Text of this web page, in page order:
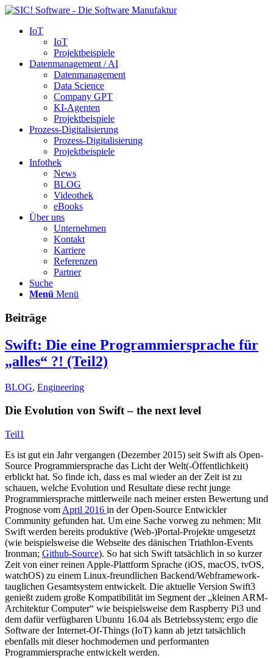
IoT
IoT
Projektbeispiele
Datenmanagement / AI
Datenmanagement
Data Science
Company GPT
KI-Agenten
Projektbeispiele
Prozess-Digitalisierung
Prozess-Digitalisierung
Projektbeispiele
Infothek
News
BLOG
Videothek
eBooks
Über uns
Unternehmen
Kontakt
Karriere
Referenzen
Partner
Suche
Menü Menü
Beiträge
Swift: Die eine Programmiersprache für
„alles“ ?! (Teil2)
BLOG, Engineering
Die Evolution von Swift – the next level
Teil1
Es ist gut ein Jahr vergangen (Dezember 2015) seit Swift als Open-
Source Programmiersprache das Licht der Welt(-Öffentlichkeit)
erblickt hat. So finde ich, dass es mal wieder an der Zeit ist zu
schauen, welche Evolution und Resultate diese recht junge
Programmiersprache mittlerweile nach meiner ersten Bewertung und
Prognose vom April 2016 in der Open-Source Entwickler
Community gefunden hat. Um eine Sache vorweg zu nehmen: Mit
Swift werden bereits produktive (Web-)Portal-Projekte umgesetzt
(wie beispielsweise die Webseite des dänischen Triathlon-Events
Ironman; Github-Source). So hat sich Swift tatsächlich in so kurzer
Zeit von einer reinen Apple-Plattform Sprache (iOS, macOS, tvOS,
watchOS) zu einem Linux-freundlichen Backend/Webframework-
tauglichen Gesamtsystem entwickelt. Die aktuelle Version Swift3
genießt zudem große Kompatibilität im Segment der „kleinen ARM-
Architektur Computer“ wie beispielsweise dem Raspberry Pi3 und
dem dafür verfügbaren Ubuntu 16.04 als Betriebssystem; ergo die
Software der Internet-Of-Things (IoT) kann ab jetzt tatsächlich
ebenfalls mit dieser hochmodernen und performanten
Programmiersprache entwickelt werden.